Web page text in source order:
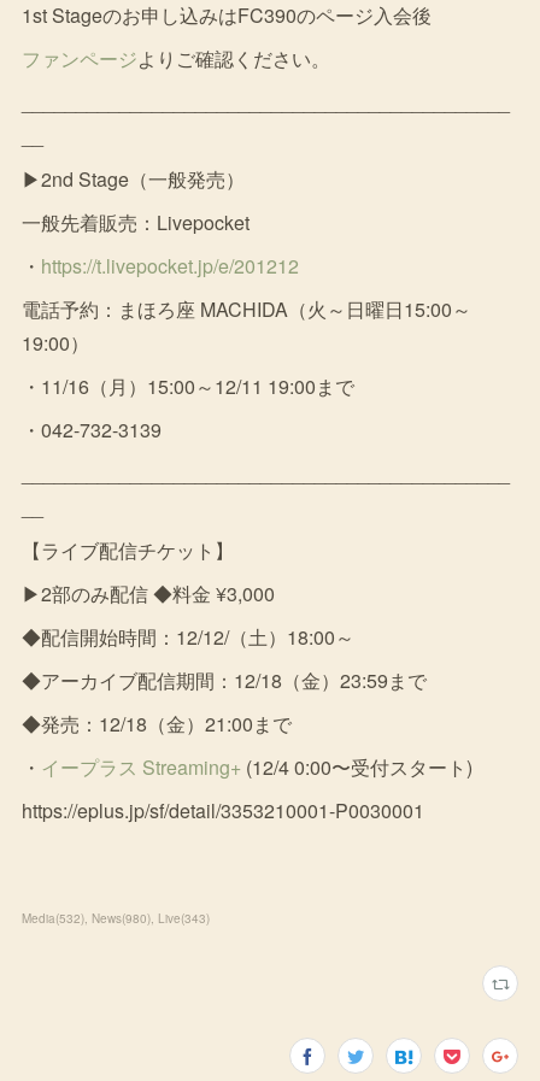
1st Stageのお申し込みはFC390のページ入会後
ファンページよりご確認ください。
▶2nd Stage（一般発売）
一般先着販売：Livepocket
・ https://t.livepocket.jp/e/201212
電話予約：まほろ座 MACHIDA（火～日曜日15:00～
19:00）
・11/16（月）15:00～12/11 19:00まで
・042-732-3139
【ライブ配信チケット】
▶2部のみ配信 ◆料金 ¥3,000
◆配信開始時間：12/12/（土）18:00～
◆アーカイブ配信期間：12/18（金）23:59まで
◆発売：12/18（金）21:00まで
・ イープラス Streaming+(12/4 0:00〜受付スタート)
https://eplus.jp/sf/detail/3353210001-P0030001
Media(532) News(980) Live(343)